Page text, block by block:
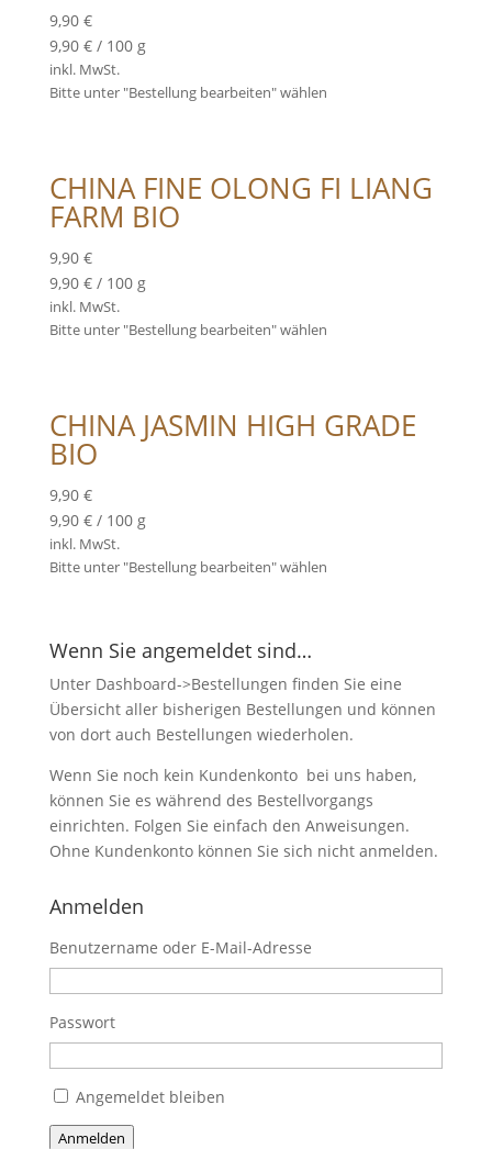
9,90 €
9,90 €/ 100 g
inkl. MwSt.
Bitte unter "Bestellung bearbeiten" wählen
CHINA FINE OLONG FI LIANG
FARM BIO
9,90 €
9,90 €/ 100 g
inkl. MwSt.
Bitte unter "Bestellung bearbeiten" wählen
CHINA JASMIN HIGH GRADE
BIO
9,90 €
9,90 €/ 100 g
inkl. MwSt.
Bitte unter "Bestellung bearbeiten" wählen
Wenn Sie angemeldet sind…
Unter Dashboard->Bestellungen finden Sie eine
Übersicht aller bisherigen Bestellungen und können
von dort auch Bestellungen wiederholen.
Wenn Sie noch kein Kundenkonto bei uns haben,
können Sie es während des Bestellvorgangs
einrichten. Folgen Sie einfach den Anweisungen.
Ohne Kundenkonto können Sie sich nicht anmelden.
Anmelden
Benutzername oder E-Mail-Adresse
Passwort
Angemeldet bleiben
Anmelden